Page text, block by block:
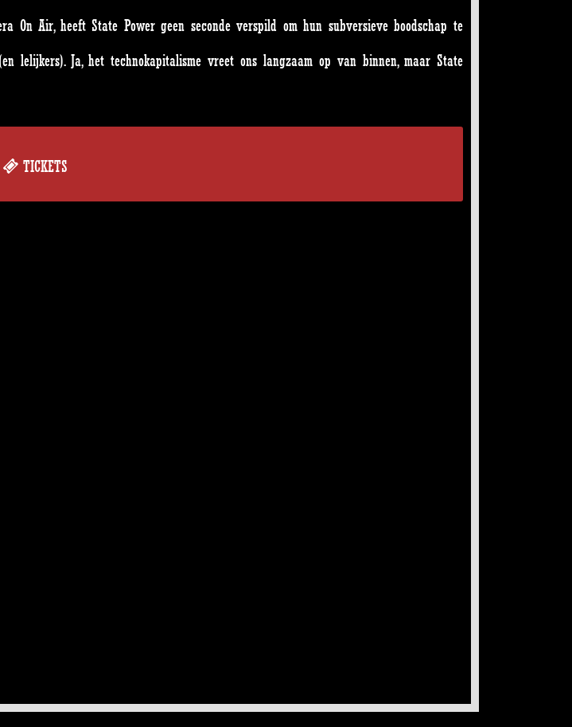
On Air, heeft State Power geen seconde verspild om hun subversieve boodschap te
lelijkers). Ja, het technokapitalisme vreet ons langzaam op van binnen, maar State
TICKETS